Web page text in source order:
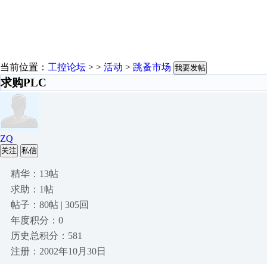
当前位置： 工控论坛 > > 活动 > 跳蚤市场 我要发帖
求购PLC
ZQ
关注 私信
精华：13帖
求助：1帖
帖子：80帖 | 305回
年度积分：0
历史总积分：581
注册：2002年10月30日